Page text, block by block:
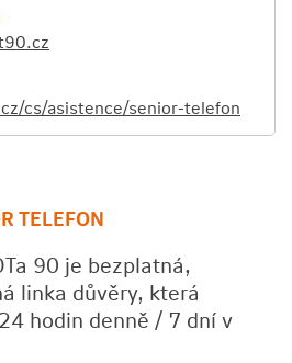
cs/asistence/senior-telefon
TELEFON
90 je bezplatná,
linka důvěry, která
hodin denně / 7 dní v